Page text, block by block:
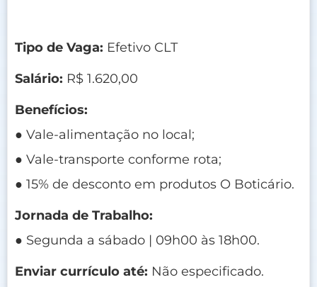
Tipo de Vaga: Efetivo CLT
Salário: R$ 1.620,00
Benefícios:
● Vale-alimentação no local;
● Vale-transporte conforme rota;
● 15% de desconto em produtos O Boticário.
Jornada de Trabalho:
● Segunda a sábado | 09h00 às 18h00.
Enviar currículo até: Não especificado.